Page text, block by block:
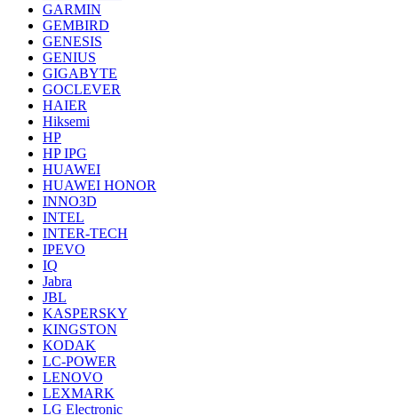
GARMIN
GEMBIRD
GENESIS
GENIUS
GIGABYTE
GOCLEVER
HAIER
Hiksemi
HP
HP IPG
HUAWEI
HUAWEI HONOR
INNO3D
INTEL
INTER-TECH
IPEVO
IQ
Jabra
JBL
KASPERSKY
KINGSTON
KODAK
LC-POWER
LENOVO
LEXMARK
LG Electronic